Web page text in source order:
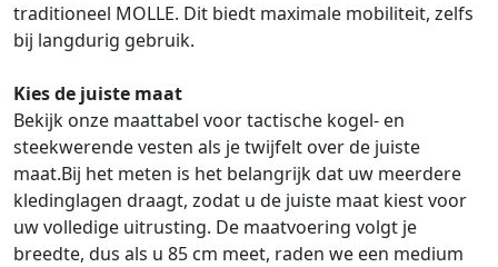
traditioneel MOLLE. Dit biedt maximale mobiliteit, zelfs
bij langdurig gebruik.
Kies de juiste maat
Bekijk onze maattabel voor tactische kogel- en
steekwerende vesten als je twijfelt over de juiste
maat.Bij het meten is het belangrijk dat uw meerdere
kledinglagen draagt, zodat u de juiste maat kiest voor
uw volledige uitrusting. De maatvoering volgt je
breedte, dus als u 85 cm meet, raden we een medium